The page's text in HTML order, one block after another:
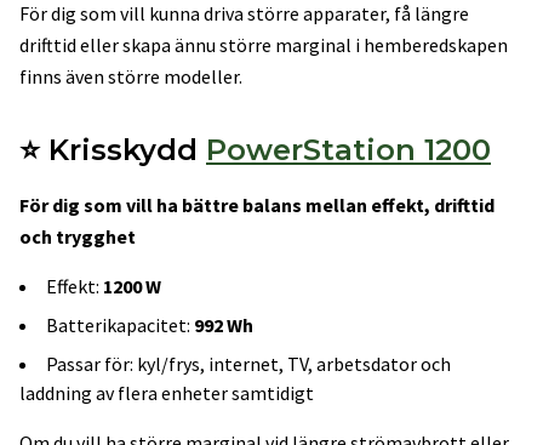
För dig som vill kunna driva större apparater, få längre
drifttid eller skapa ännu större marginal i hemberedskapen
finns även större modeller.
⭐ Krisskydd PowerStation 1200
För dig som vill ha bättre balans mellan effekt, drifttid
och trygghet
Effekt: 1200 W
Batterikapacitet: 992 Wh
Passar för: kyl/frys, internet, TV, arbetsdator och
laddning av flera enheter samtidigt